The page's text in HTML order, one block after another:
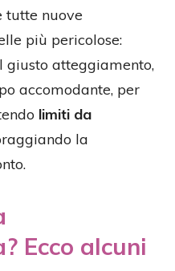
tutte nuove
più pericolose:
atteggiamento,
accomodante, per
limiti da
la
Ecco alcuni